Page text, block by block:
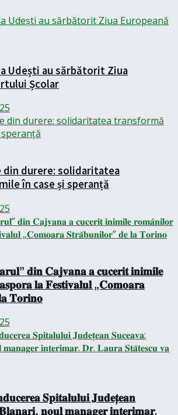
Udești au sărbătorit Ziua
Școlar
din durere: solidaritatea
în case și speranță
𝐝𝐢𝐧 𝐂𝐚𝐣𝐯𝐚𝐧𝐚 𝐚 𝐜𝐮𝐜𝐞𝐫𝐢𝐭 𝐢𝐧𝐢𝐦𝐢𝐥𝐞
𝐥𝐚 𝐅𝐞𝐬𝐭𝐢𝐯𝐚𝐥𝐮𝐥 „𝐂𝐨𝐦𝐨𝐚𝐫𝐚
𝐓𝐨𝐫𝐢𝐧𝐨
𝐒𝐩𝐢𝐭𝐚𝐥𝐮𝐥𝐮𝐢 𝐉𝐮𝐝𝐞𝐭̦𝐞𝐚𝐧
𝐧𝐨𝐮𝐥 𝐦𝐚𝐧𝐚𝐠𝐞𝐫 𝐢𝐧𝐭𝐞𝐫𝐢𝐦𝐚𝐫.